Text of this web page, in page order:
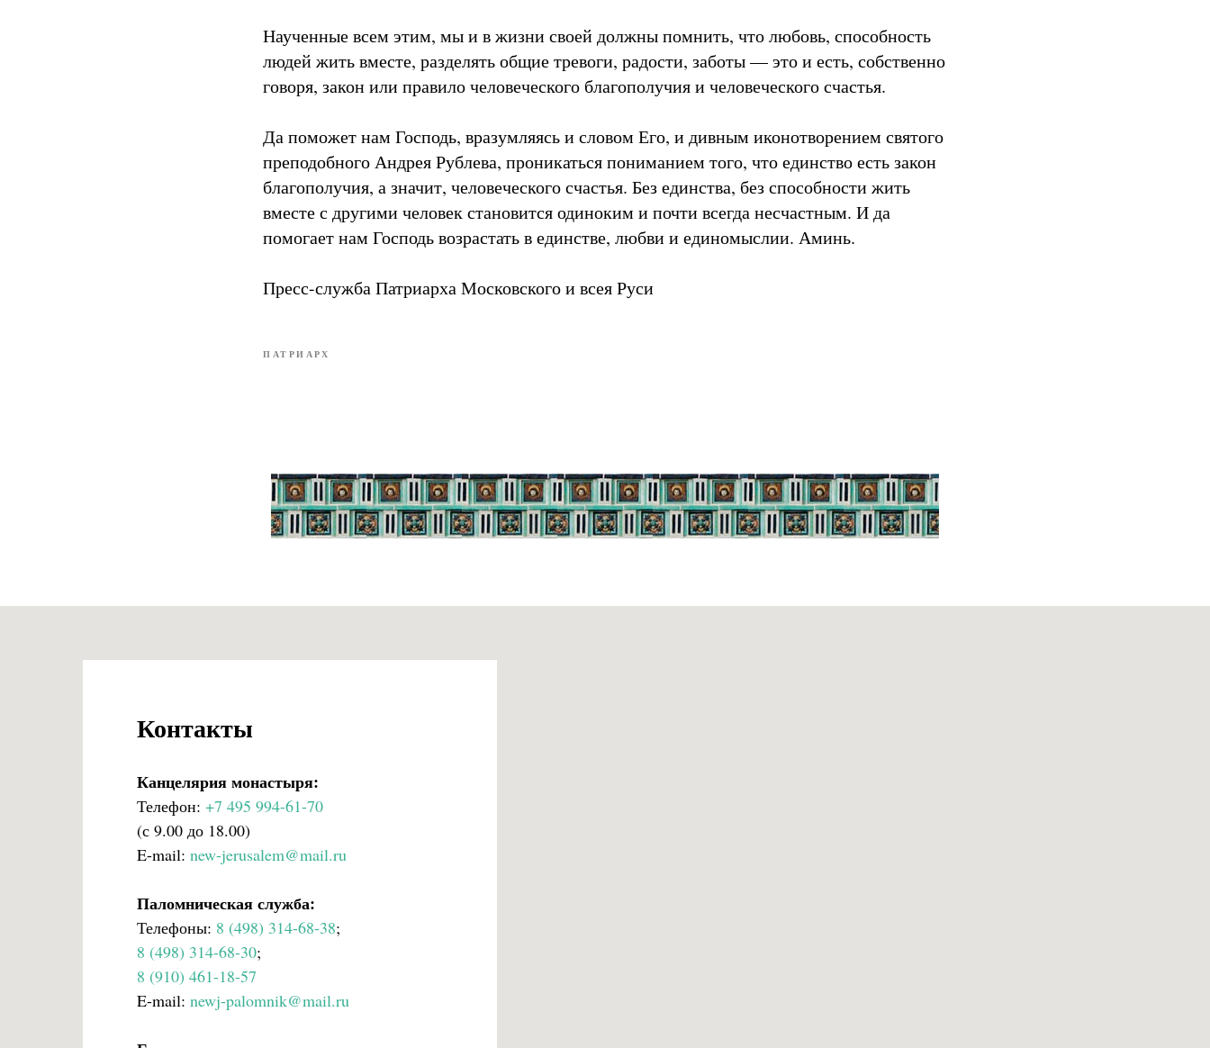
Наученные всем этим, мы и в жизни своей должны помнить, что любовь, способность
людей жить вместе, разделять общие тревоги, радости, заботы — это и есть, собственно
говоря, закон или правило человеческого благополучия и человеческого счастья.
Да поможет нам Господь, вразумляясь и словом Его, и дивным иконотворением святого
преподобного Андрея Рублева, проникаться пониманием того, что единство есть закон
благополучия, а значит, человеческого счастья. Без единства, без способности жить
вместе с другими человек становится одиноким и почти всегда несчастным. И да
помогает нам Господь возрастать в единстве, любви и единомыслии. Аминь.
Пресс-служба Патриарха Московского и всея Руси
ПАТРИАРХ
Контакты
Канцелярия монастыря:
Телефон: +7 495 994-61-70
(с 9.00 до 18.00)
E-mail: new-jerusalem@mail.ru
Паломническая служба:
Телефоны: 8 (498) 314-68-38;
8 (498) 314-68-30;
8 (910) 461-18-57
E-mail: newj-palomnik@mail.ru